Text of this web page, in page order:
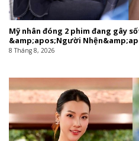
Mỹ nhân đóng 2 phim đang gây
&amp;apos;Người
8 Tháng 8, 2026